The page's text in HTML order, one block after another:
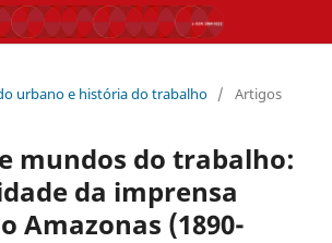
urbano e história do trabalho / Artigos
mundos do trabalho:
da imprensa
Amazonas (1890-